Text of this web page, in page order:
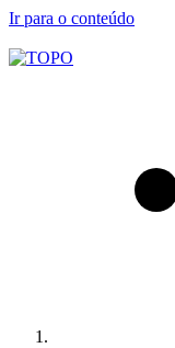
Ir para o conteúdo